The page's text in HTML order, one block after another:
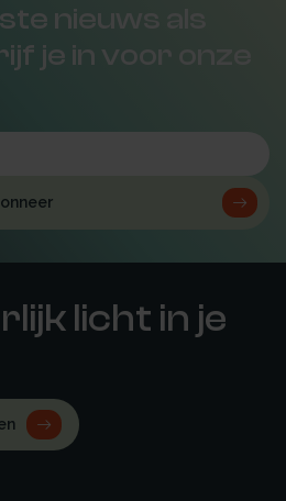
nieuws als
je in voor onze
licht in je